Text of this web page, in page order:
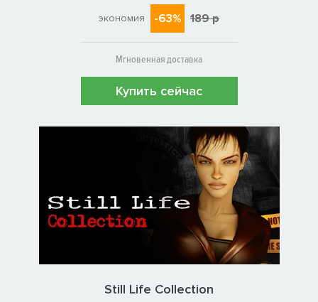
экономия -63% 189 р
Мгновенная доставка
Купить сейчас
Still Life Collection